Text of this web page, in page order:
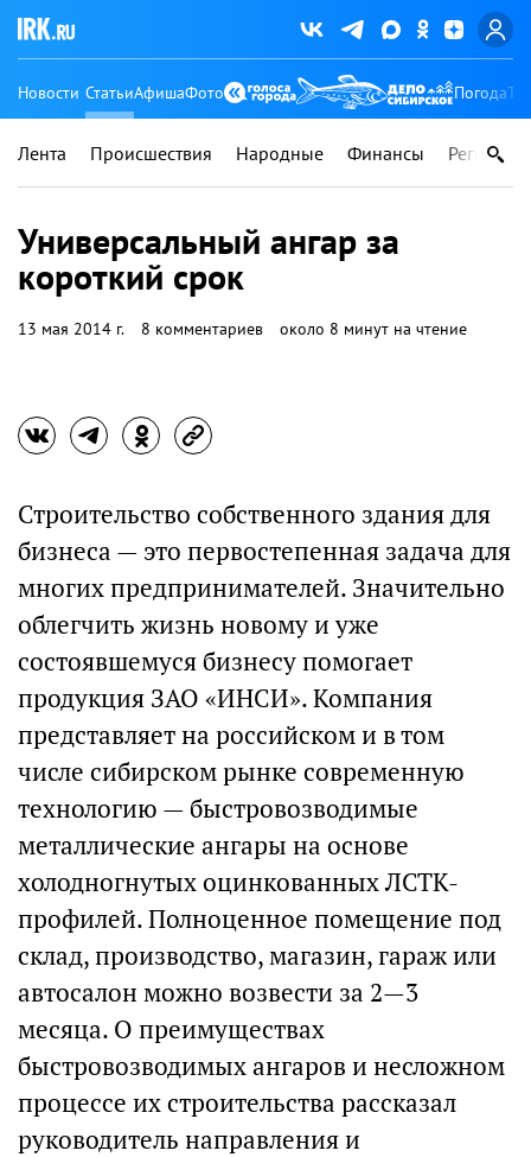
Новости СтатьиАфишаФото Погода
Лента Происшествия Народные Финансы Регионы
Универсальный ангар за
короткий срок
13 мая 2014 г. 8 комментариев около 8 минут на чтение
Строительство собственного здания для
бизнеса — это первостепенная задача для
многих предпринимателей. Значительно
облегчить жизнь новому и уже
состоявшемуся бизнесу помогает
продукция ЗАО «ИНСИ». Компания
представляет на российском и в том
числе сибирском рынке современную
технологию — быстровозводимые
металлические ангары на основе
холодногнутых оцинкованных ЛСТК-
профилей. Полноценное помещение под
склад, производство, магазин, гараж или
автосалон можно возвести за 2—3
месяца. О преимуществах
быстровозводимых ангаров и несложном
процессе их строительства рассказал
руководитель направления и